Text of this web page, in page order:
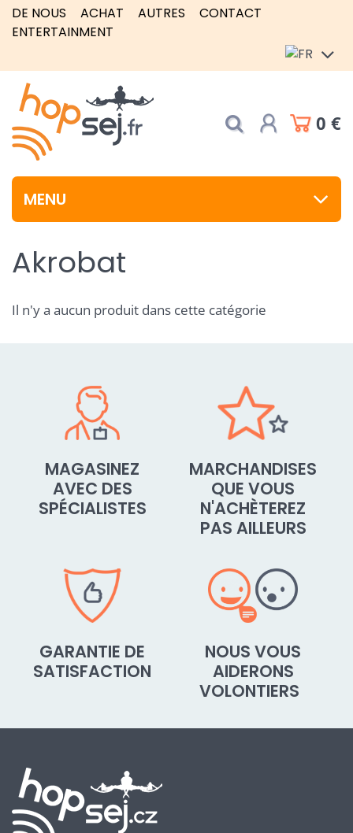
DE NOUS ACHAT AUTRES
CONTACT
ENTERTAINMENT
0 €
MENU
Akrobat
Il n'y a aucun produit dans cette catégorie
MAGASINEZ
AVEC DES
SPÉCIALISTES
MARCHANDISES
QUE VOUS
N'ACHÈTEREZ
PAS AILLEURS
GARANTIE DE
SATISFACTION
NOUS VOUS
AIDERONS
VOLONTIERS